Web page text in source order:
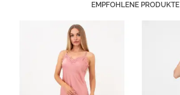
EMPFOHLENE PRODUKTE